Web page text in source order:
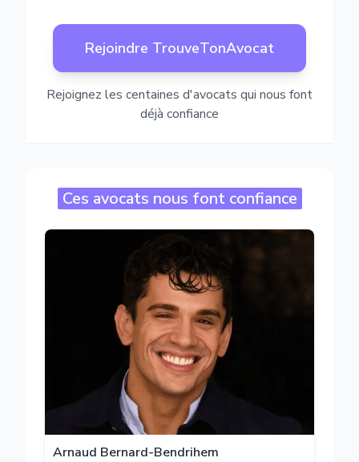
Rejoindre TrouveTonAvocat
Rejoignez les centaines d'avocats qui nous font
déjà confiance
Ces avocats nous font confiance
Arnaud Bernard-Bendrihem